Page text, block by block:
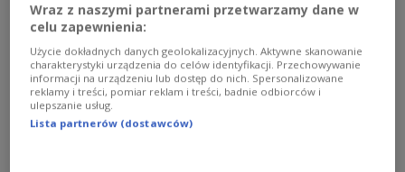
Molesta świętuje 30. urodziny specjalnym
koncertem
Zapowiada się mocny początek wakacji.
Zobacz więcej na temat:
Wraz z naszymi partnerami przetwarzamy dane w
celu zapewnienia:
Użycie dokładnych danych geolokalizacyjnych. Aktywne skanowanie
charakterystyki urządzenia do celów identyfikacji. Przechowywanie
informacji na urządzeniu lub dostęp do nich. Spersonalizowane
reklamy i treści, pomiar reklam i treści, badnie odbiorców i
ulepszanie usług.
Lista partnerów (dostawców)